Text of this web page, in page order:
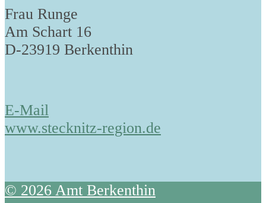
Frau Runge
Am Schart 16
D-23919 Berkenthin
E-Mail
www.stecknitz-region.de
© 2026 Amt Berkenthin